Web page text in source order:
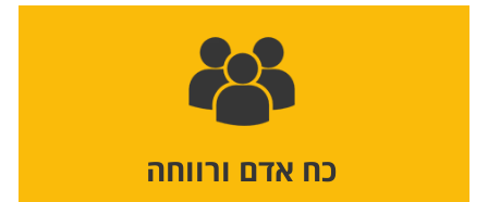
כח אדם ורווחה